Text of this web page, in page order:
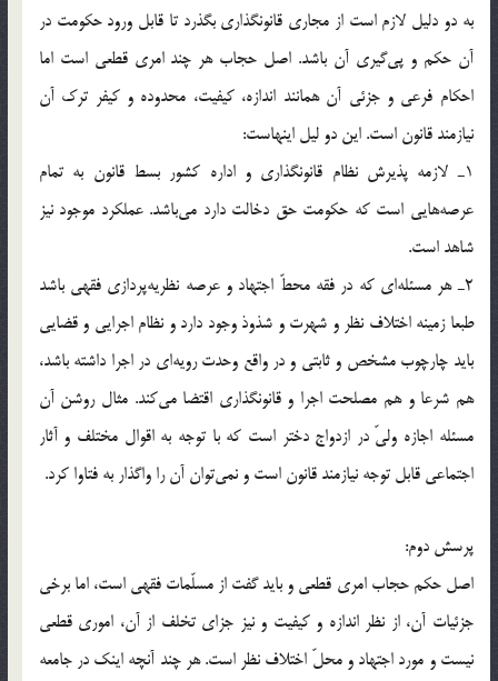
به دو دليل لازم است از مجاری قانونگذاری بگذرد تا قابل ورود حکومت در
آن حکم و پی‌گيری آن باشد. اصل حجاب هر چند امری قطعی است اما
احکام فرعی و جزئی آن همانند اندازه، کيفيت، محدوده و کيفر ترک آن
نيازمند قانون است. اين دو ليل اينهاست:
1ـ لازمه پذيرش نظام قانونگذاری و اداره کشور بسط قانون به تمام
عرصه‌هايی است که حکومت حق دخالت دارد می‌باشد. عملکرد موجود نيز
شاهد است.
2ـ هر مسئله‌ای که در فقه محطّ اجتهاد و عرصه نظريه‌پردازی فقهی باشد
طبعا زمينه اختلاف نظر و شهرت و شذوذ وجود دارد و نظام اجرايی و قضايی
بايد چارچوب مشخص و ثابتی و در واقع وحدت رويه‌ای در اجرا داشته باشد،
هم شرعا و هم مصلحت اجرا و قانونگذاری اقتضا می‌کند. مثال روشن آن
مسئله اجازه ولیّ در ازدواج دختر است که با توجه به اقوال مختلف و آثار
اجتماعی قابل توجه نيازمند قانون است و نمی‌توان آن را واگذار به فتاوا کرد.
پرسش دوم:
اصل حکم حجاب امری قطعی و بايد گفت از مسلّمات فقهی است، اما برخی
جزئيات آن، از نظر اندازه و کيفيت و نيز جزای تخلف از آن، اموری قطعی
نيست و مورد اجتهاد و محلّ اختلاف نظر است. هر چند آنچه اينک در جامعه